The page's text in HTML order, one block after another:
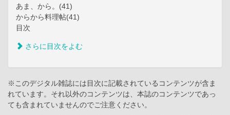
あま、から。(41)
からから料理帖(41)
目次
さらに目次をよむ
※このデジタル雑誌には目次に記載されているコンテンツが含ま
れています。それ以外のコンテンツは、本誌のコンテンツであっ
ても含まれていませんのでご注意ください。